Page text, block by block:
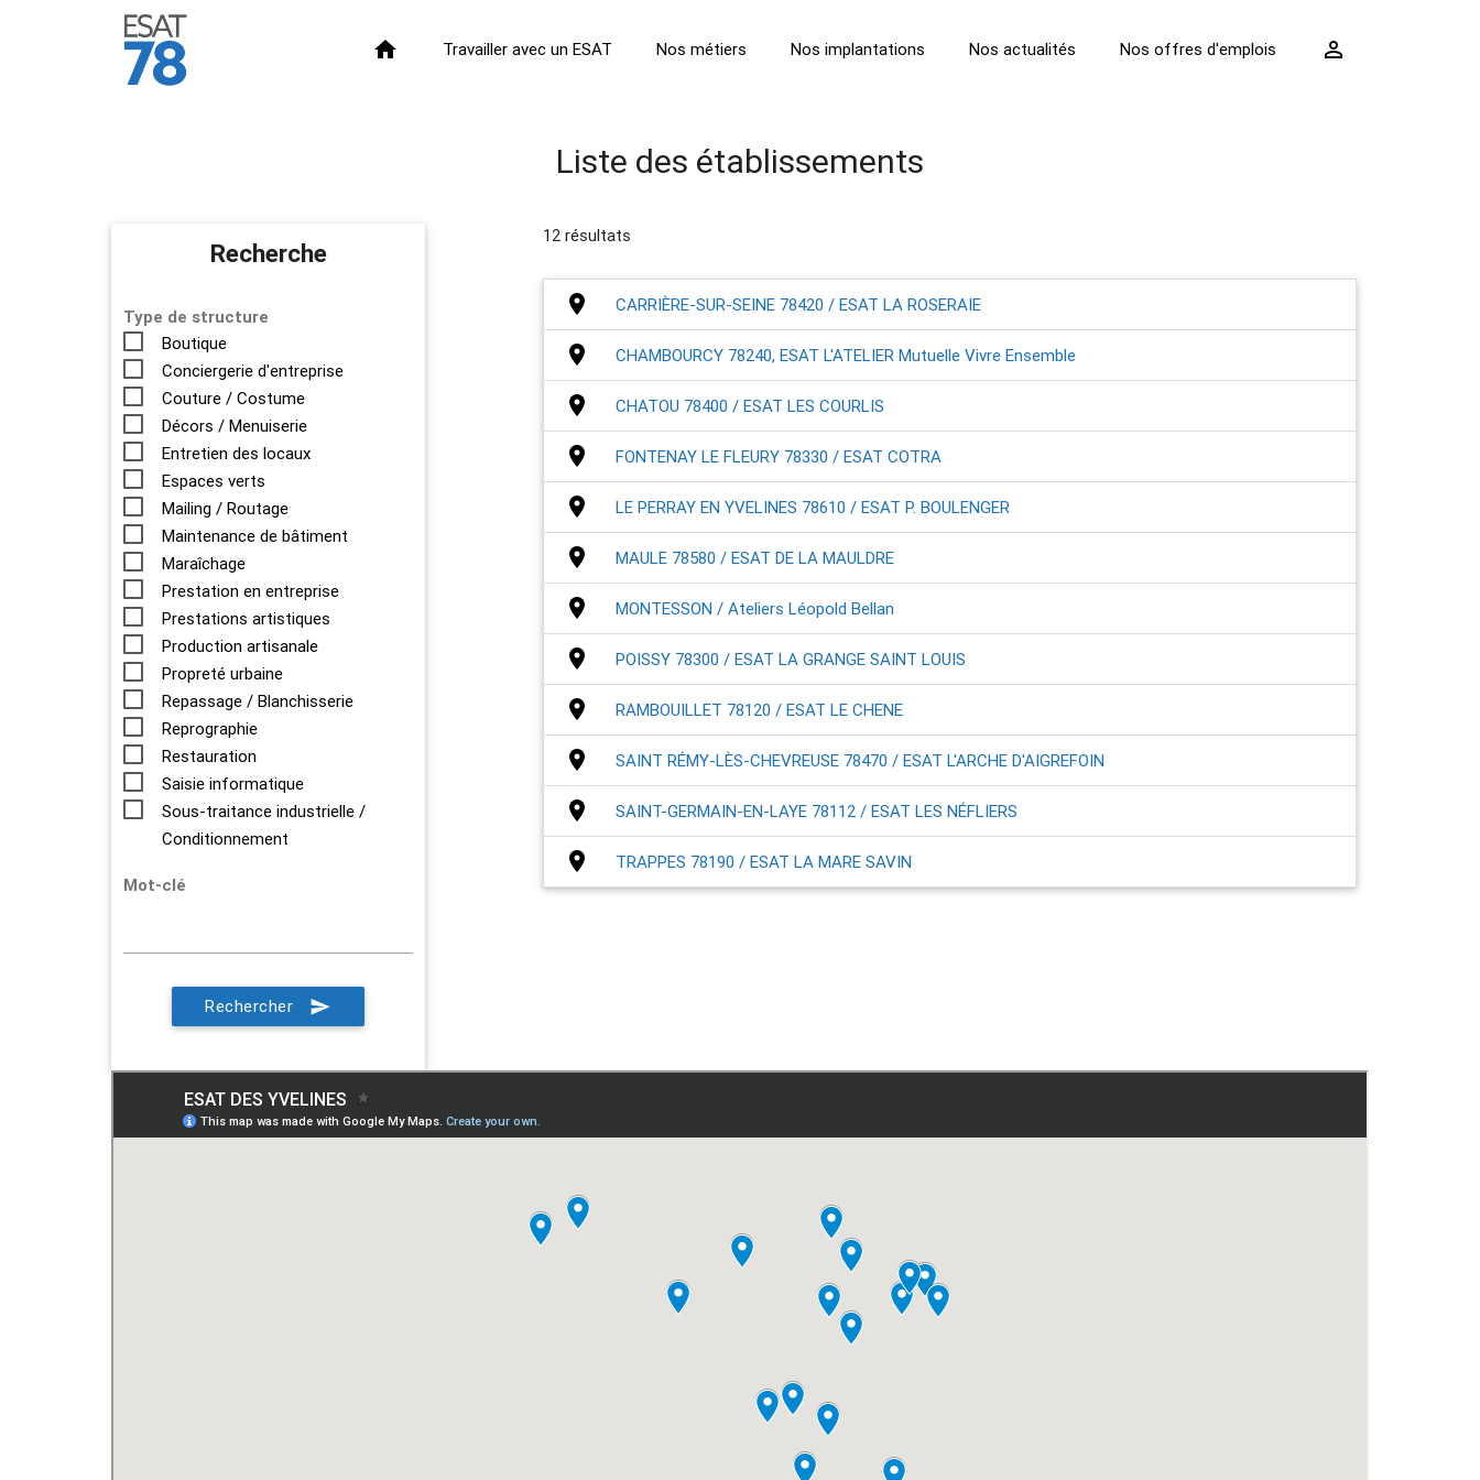
home Travailler avec un ESAT Nos métiers Nos implantations Nos actualités Nos offres d'emplois perm_identity
Liste des établissements
Recherche
Type de structure
Boutique
Conciergerie d'entreprise
Couture / Costume
Décors / Menuiserie
Entretien des locaux
Espaces verts
Mailing / Routage
Maintenance de bâtiment
Maraîchage
Prestation en entreprise
Prestations artistiques
Production artisanale
Propreté urbaine
Repassage / Blanchisserie
Reprographie
Restauration
Saisie informatique
Sous-traitance industrielle /
Conditionnement
Mot-clé
Rechercher send
12 résultats
place CARRIÈRE-SUR-SEINE 78420 / ESAT LA ROSERAIE
place CHAMBOURCY 78240, ESAT L'ATELIER Mutuelle Vivre Ensemble
place CHATOU 78400 / ESAT LES COURLIS
place FONTENAY LE FLEURY 78330 / ESAT COTRA
place LE PERRAY EN YVELINES 78610 / ESAT P. BOULENGER
place MAULE 78580 / ESAT DE LA MAULDRE
place MONTESSON / Ateliers Léopold Bellan
place POISSY 78300 / ESAT LA GRANGE SAINT LOUIS
place RAMBOUILLET 78120 / ESAT LE CHENE
place SAINT RÉMY-LÈS-CHEVREUSE 78470 / ESAT L'ARCHE D'AIGREFOIN
place SAINT-GERMAIN-EN-LAYE 78112 / ESAT LES NÉFLIERS
place TRAPPES 78190 / ESAT LA MARE SAVIN